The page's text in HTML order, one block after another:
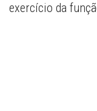
exercício da